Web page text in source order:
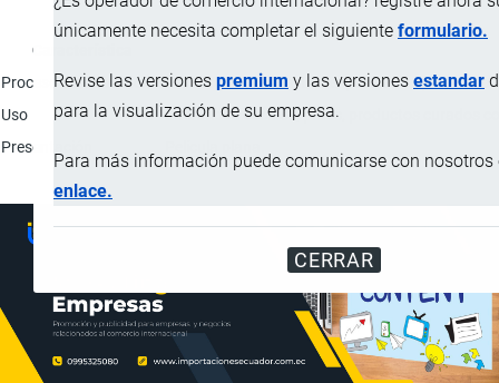
únicamente necesita completar el siguiente formulario.
Revise las versiones premium y las versiones estandar
para la visualización de su empresa.
Para más información puede comunicarse con nosotros
enlace.
CERRAR
Característica
Proceso de elaboraciónSecado y molienda: Las especias se aplican a
Uso
Embutidos cocidos, patés, productos curados
Presentación